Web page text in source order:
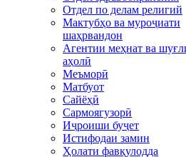
Отдел по делам религий
Мактубҳо ва муроҷиати
шаҳрвандон
Агентии меҳнат ва
аҳолӣ
Меъморӣ
Матбуот
Сайёҳӣ
Сармоягузорӣ
Иҷроиши буҷет
Истифодаи замин
Ҳолати фавқулодда